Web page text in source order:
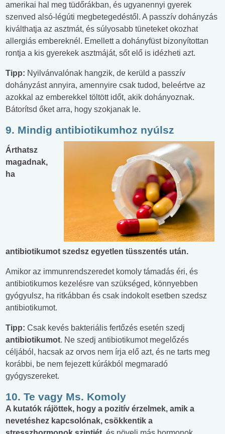
amerikai hal meg tüdőrákban, és ugyanennyi gyerek
szenved alsó-légúti megbetegedéstől. A passzív dohányzás
kiválthatja az asztmát, és súlyosabb tüneteket okozhat
allergiás embereknél. Emellett a dohányfüst bizonyítottan
rontja a kis gyerekek asztmáját, sőt elő is idézheti azt.
Tipp: Nyilvánvalónak hangzik, de kerüld a passzív
dohányzást annyira, amennyire csak tudod, beleértve az
azokkal az emberekkel töltött időt, akik dohányoznak.
Bátorítsd őket arra, hogy szokjanak le.
9. Mindig antibiotikumhoz nyúlsz
Árthatsz
magadnak,
ha
antibiotikumot szedsz egyetlen tüsszentés után.
Amikor az immunrendszeredet komoly támadás éri, és
antibiotikumos kezelésre van szükséged, könnyebben
gyógyulsz, ha ritkábban és csak indokolt esetben szedsz
antibiotikumot.
Tipp: Csak kevés bakteriális fertőzés esetén szedj
antibiotikumot. Ne szedj antibiotikumot megelőzés
céljából, hacsak az orvos nem írja elő azt, és ne tarts meg
korábbi, be nem fejezett kúrákból megmaradó
gyógyszereket.
10. Te vagy Ms. Komoly
A kutatók rájöttek, hogy a pozitív érzelmek, amik a
nevetéshez kapcsolónak, csökkentik a